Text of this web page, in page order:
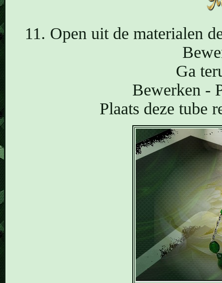
11. Open uit de materialen
Ga
Bewerken -
Plaats deze tube